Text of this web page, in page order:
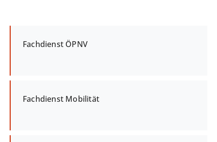
Fachdienst ÖPNV
Fachdienst Mobilität